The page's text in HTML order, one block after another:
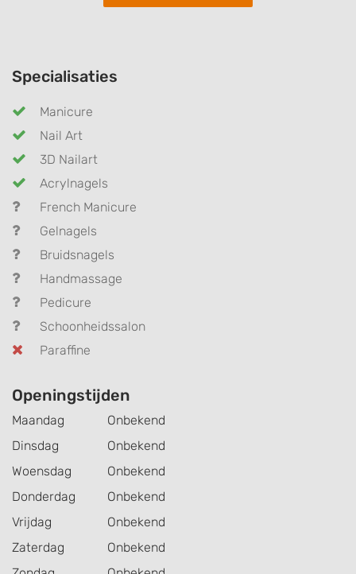
Specialisaties
Manicure
Nail Art
3D Nailart
Acrylnagels
French Manicure
Gelnagels
Bruidsnagels
Handmassage
Pedicure
Schoonheidssalon
Paraffine
Openingstijden
Maandag
Onbekend
Dinsdag
Onbekend
Woensdag
Onbekend
Donderdag
Onbekend
Vrijdag
Onbekend
Zaterdag
Onbekend